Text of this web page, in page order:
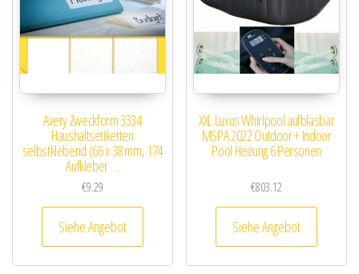
Avery Zweckform 3334
Haushaltsetiketten
selbstklebend (66 x 38 mm, 174
Aufkleber …
€9.29
Siehe Angebot
XXL Luxus Whirlpool aufblasbar
MSPA 2022 Outdoor + Indoor
Pool Heizung 6 Personen
€803.12
Siehe Angebot